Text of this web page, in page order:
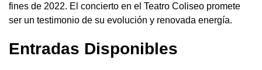
fines de 2022. El concierto en el Teatro Coliseo promete
ser un testimonio de su evolución y renovada energía.
Entradas Disponibles